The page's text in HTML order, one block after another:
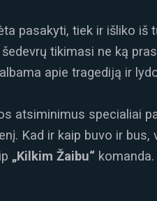
pasakyti, tiek ir išliko iš
tikimasi ne ką
apie tragediją ir
atsiminimus specialiai
Kad ir kaip buvo ir
„Kilkim Žaibu“